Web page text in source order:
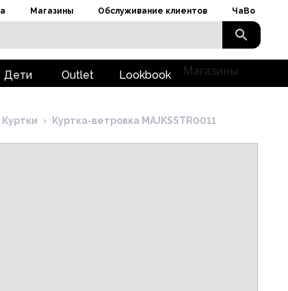
Магазины Обслуживание клиентов ЧаВо
Дети Outlet Lookbook Магазины
Куртки › Куртка-ветровка MAJKSSTR0011